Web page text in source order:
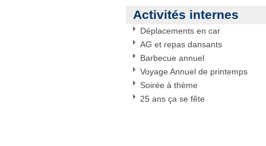
Activités internes
Déplacements en car
AG et repas dansants
Barbecue annuel
Voyage Annuel de printemps
Soirée à thème
25 ans ça se fête